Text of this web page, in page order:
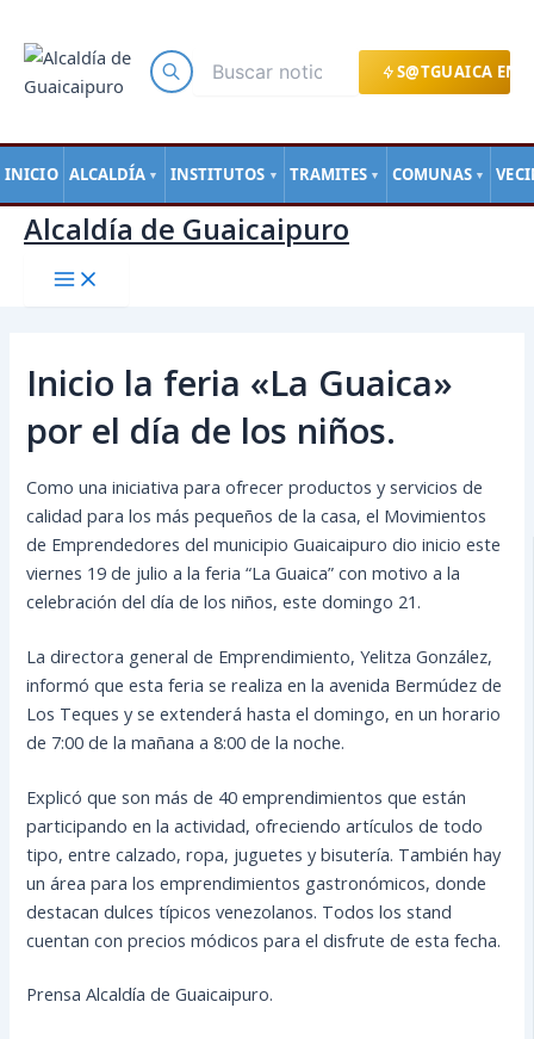
S@TGUAICA EN
INICIO ALCALDÍA ▼ INSTITUTOS ▼ TRAMITES ▼ COMUNAS ▼
contenido
Alcaldía de Guaicaipuro
Inicio la feria «La Guaica»
por el día de los niños.
Como una iniciativa para ofrecer productos y servicios de
calidad para los más pequeños de la casa, el Movimientos
de Emprendedores del municipio Guaicaipuro dio inicio este
viernes 19 de julio a la feria “La Guaica” con motivo a la
celebración del día de los niños, este domingo 21.
La directora general de Emprendimiento, Yelitza González,
informó que esta feria se realiza en la avenida Bermúdez de
Los Teques y se extenderá hasta el domingo, en un horario
de 7:00 de la mañana a 8:00 de la noche.
Explicó que son más de 40 emprendimientos que están
participando en la actividad, ofreciendo artículos de todo
tipo, entre calzado, ropa, juguetes y bisutería. También hay
un área para los emprendimientos gastronómicos, donde
destacan dulces típicos venezolanos. Todos los stand
cuentan con precios módicos para el disfrute de esta fecha.
Prensa Alcaldía de Guaicaipuro.
de
entradas